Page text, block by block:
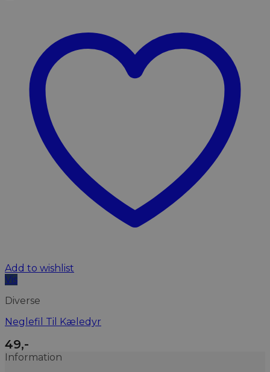
Add to wishlist
Vis
Diverse
Neglefil Til Kæledyr
49,-
Information